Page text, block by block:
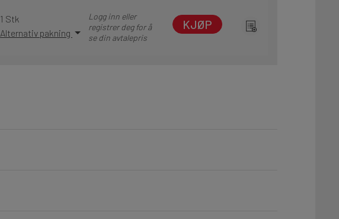
1 Stk
Alternativ pakning
Logg inn eller
registrer deg for å
se din avtalepris
KJØP